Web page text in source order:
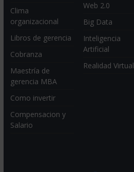
Clima
organizacional
Libros de gerencia
Cobranza
Maestría de
gerencia MBA
Como invertir
Compensacion y
Salario
Web 2.0
Big Data
Inteligencia
Artificial
Realidad Virtual